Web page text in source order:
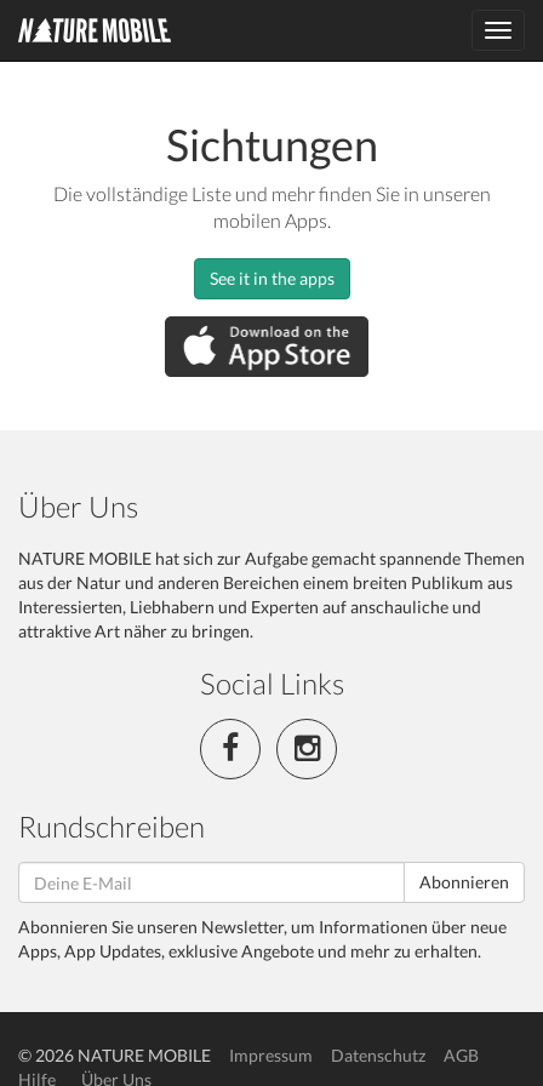
Sichtungen
Die vollständige Liste und mehr finden Sie in unseren
mobilen Apps.
See it in the apps
Über Uns
NATURE MOBILE hat sich zur Aufgabe gemacht spannende Themen
aus der Natur und anderen Bereichen einem breiten Publikum aus
Interessierten, Liebhabern und Experten auf anschauliche und
attraktive Art näher zu bringen.
Social Links
Rundschreiben
Abonnieren
Abonnieren Sie unseren Newsletter, um Informationen über neue
Apps, App Updates, exklusive Angebote und mehr zu erhalten.
© 2026 NATURE MOBILE Impressum Datenschutz
AGB
Hilfe
Über Uns